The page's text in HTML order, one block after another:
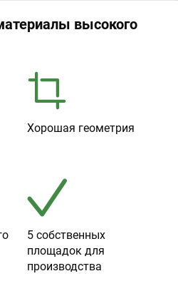
высокого
Хорошая геометрия
5 собственных
площадок для
производства